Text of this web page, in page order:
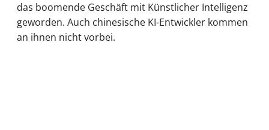
das boomende Geschäft mit Künstlicher Intelligenz
geworden. Auch chinesische KI-Entwickler kommen
an ihnen nicht vorbei.